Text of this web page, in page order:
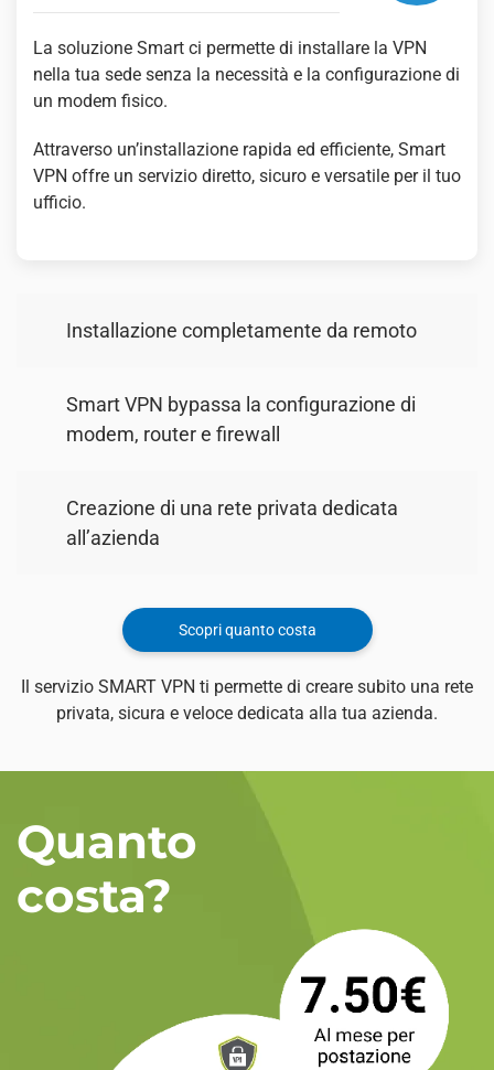
La soluzione Smart ci permette di installare la VPN
nella tua sede senza la necessità e la configurazione di
un modem fisico.
Attraverso un’installazione rapida ed efficiente, Smart
VPN offre un servizio diretto, sicuro e versatile per il tuo
ufficio.
Installazione completamente da remoto
Smart VPN bypassa la configurazione di
modem, router e firewall
Creazione di una rete privata dedicata
all’azienda
Scopri quanto costa
Il servizio SMART VPN ti permette di creare subito una rete
privata, sicura e veloce dedicata alla tua azienda.
Quanto
costa?